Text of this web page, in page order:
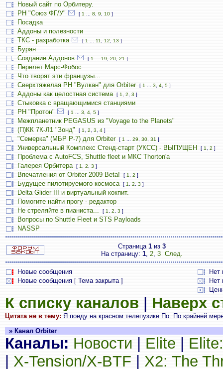
Новый сайт по Орбитеру.
РН "Союз ФГ/У"
[ 1 8 9 10 ]
Посадка
Аддоны и полезности
ТКС - разработка
[ 1 11 12 13 ]
Буран
Создание Аддонов
[ 1 19 20 21 ]
Перелет Марс-Фобос
Что творят эти французы...
Сверхтяжелая РН "Вулкан" для Orbiter
[ 1 3 4 5 ]
Аддоны как целостная система [ 1 2 3 ]
Стыковка с вращающимися станциями
РН "Протон"
[ 1 3 4 5 ]
Межпланетник PEGASUS из "Voyage to the Planets"
(П)КК 7К-Л1 "Зонд"
[ 1 2 3 4 ]
"Семерка" (МБР Р-7) для Orbiter [ 1 29 30 31 ]
Универсальный Комплекс Стенд-старт (УКСС) - ВЫПУЩЕН [ 1 2 ]
Проблема с AutoFCS, Shuttle fleet и МКС Thorton'а
Галерея Орбитера
[ 1 2 3 ]
Впечатления от Orbiter 2009 Beta! [ 1 2 ]
Будущее пилотируемого космоса [ 1 2 3 ]
Delta Glider III и виртуальный кокпит.
Помогите найти прогу - редактор
Не стреляйте в пианиста...
[ 1 2 3 ]
Вопросы по Shuttle Fleet и STS Payloads
NASSP
Страница 1 из 3
На страницу: 1, 2, 3 След.
Новые сообщения
Нет
Новые сообщения [ Тема закрыта ]
Нет
К списку каналов Наверх
Цитата не в тему: Я поеду на красном телепузике По. По крайней
» Канал Orbiter
Каналы: Новости Elite
X-Tension/X-BTF
X2: The